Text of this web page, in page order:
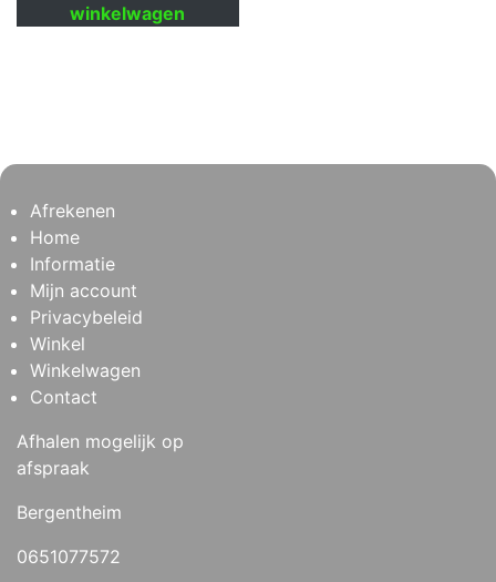
winkelwagen
Afrekenen
Home
Informatie
Mijn account
Privacybeleid
Winkel
Winkelwagen
Contact
Afhalen mogelijk op
afspraak
Bergentheim
0651077572